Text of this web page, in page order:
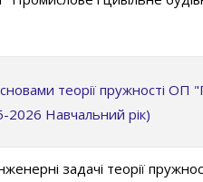
теорії пружності ОП
2026 Навчальний рік)
задачі теорії